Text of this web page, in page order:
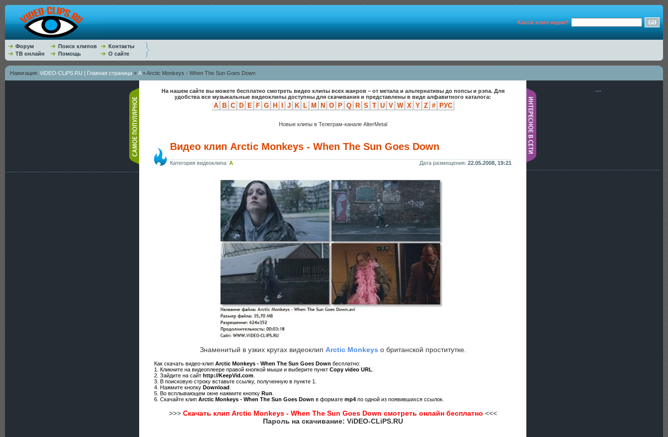
Какой клип ищем?
Форум Поиск клипов
Контакты
ТВ онлайн
Помощь О сайте
Навигация: ViDEO-CLiPS.RU | Главная страница » A» Arctic Monkeys - When The Sun Goes Down
На нашем сайте вы можете бесплатно смотреть видео клипы всех жанров – от метала и альтернативы до попсы и рэпа. Для
удобства все музыкальные видеоклипы доступны для скачивания и представлены в виде алфавитного каталога:
A B C D E F G H J K L M N O P Q R S T U V W X Y Z # РУС
Новые клипы в Телеграм-канале AlterMetal
Видео клип Arctic Monkeys - When The Sun Goes Down
Категория видеоклипа: A Дата размещения: 22.05.2008, 19:21
Знаменитый в узких кругах видеоклип Arctic Monkeys о британской проститутке.
Как скачать видео-клип Arctic Monkeys - When The Sun Goes Down бесплатно:
1. Кликните на видеоплеере правой кнопкой мыши и выберите пункт Copy video URL
2. Зайдите на сайт http://KeepVid.com
3. В поисковую строку вставьте ссылку, полученную в пункте 1.
4. Нажмите кнопку Download
5. Во всплывающем окне нажмите кнопку Run
6. Скачайте клип Arctic Monkeys - When The Sun Goes Down в формате mp4 по одной из появившихся ссылок.
>>> Скачать клип Arctic Monkeys - When The Sun Goes Down смотреть онлайн бесплатно <<<
Пароль на скачивание: ViDEO-CLiPS.RU
---